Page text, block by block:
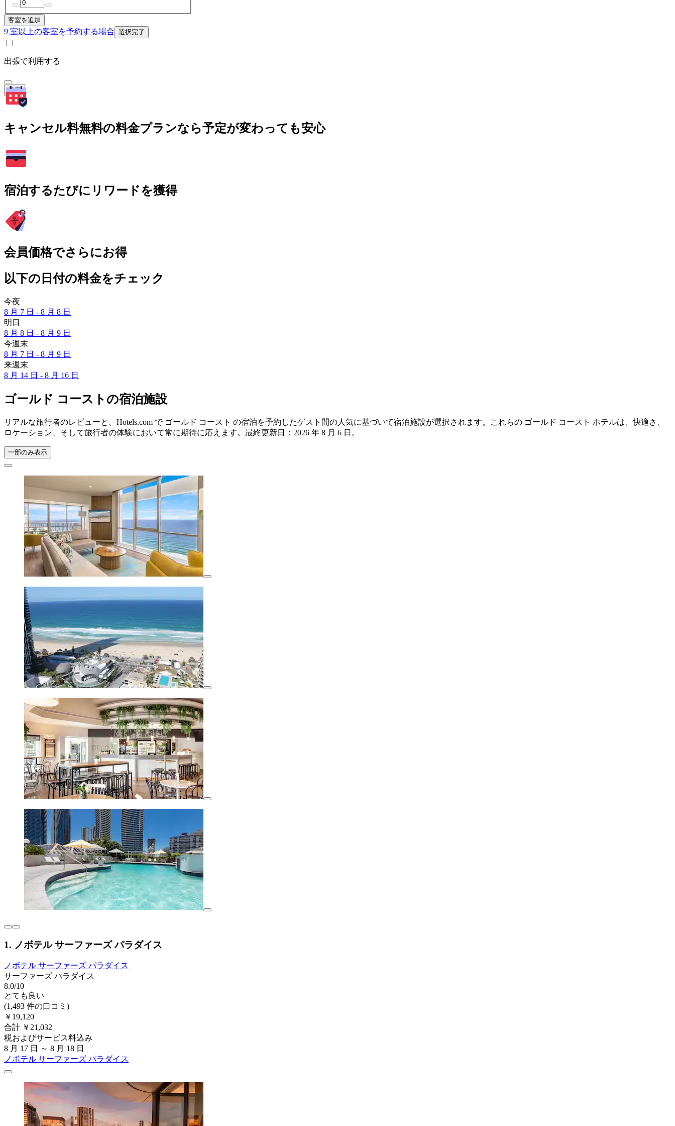
客室を追加
9 室以上の客室を予約する場合 選択完了
出張で利用する
検索
キャンセル料無料の料金プランなら予定が変わっても安心
宿泊するたびにリワードを獲得
会員価格でさらにお得
以下の日付の料金をチェック
今夜
8 月 7 日 - 8 月 8 日
明日
8 月 8 日 - 8 月 9 日
今週末
8 月 7 日 - 8 月 9 日
来週末
8 月 14 日 - 8 月 16 日
ゴールド コーストの宿泊施設
リアルな旅行者のレビューと、Hotels.com で ゴールド コースト の宿泊を予約したゲスト間の人気に基づいて宿泊施設が選択されます。これらの ゴールド コースト ホテルは、快適さ、
ロケーション、そして旅行者の体験において常に期待に応えます。最終更新日： 2026 年 8 月 6 日 。
一部のみ表示
1. ノボテル サーファーズ パラダイス
ノボテル サーファーズ パラダイス
サーファーズ パラダイス
8.0/10
とても良い
(1,493 件の口コミ)
￥19,120
合計 ￥21,032
税およびサービス料込み
8 月 17 日 ～ 8 月 18 日
ノボテル サーファーズ パラダイス